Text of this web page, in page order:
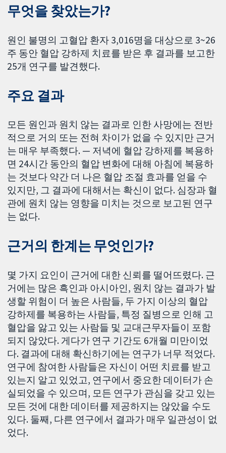
무엇을 찾았는가?
원인 불명의 고혈압 환자 3,016명을 대상으로 3~26
주 동안 혈압 강하제 치료를 받은 후 결과를 보고한
25개 연구를 발견했다.
주요 결과
모든 원인과 원치 않는 결과로 인한 사망에는 전반
적으로 거의 또는 전혀 차이가 없을 수 있지만 근거
는 매우 부족했다. — 저녁에 혈압 강하제를 복용하
면 24시간 동안의 혈압 변화에 대해 아침에 복용하
는 것보다 약간 더 나은 혈압 조절 효과를 얻을 수
있지만, 그 결과에 대해서는 확신이 없다. 심장과 혈
관에 원치 않는 영향을 미치는 것으로 보고된 연구
는 없다.
근거의 한계는 무엇인가?
몇 가지 요인이 근거에 대한 신뢰를 떨어뜨렸다. 근
거에는 많은 흑인과 아시아인, 원치 않는 결과가 발
생할 위험이 더 높은 사람들, 두 가지 이상의 혈압
강하제를 복용하는 사람들, 특정 질병으로 인해 고
혈압을 앓고 있는 사람들 및 교대근무자들이 포함
되지 않았다. 게다가 연구 기간도 6개월 미만이었
다. 결과에 대해 확신하기에는 연구가 너무 적었다.
연구에 참여한 사람들은 자신이 어떤 치료를 받고
있는지 알고 있었고, 연구에서 중요한 데이터가 손
실되었을 수 있으며, 모든 연구가 관심을 갖고 있는
모든 것에 대한 데이터를 제공하지는 않았을 수도
있다. 둘째, 다른 연구에서 결과가 매우 일관성이 없
었다.